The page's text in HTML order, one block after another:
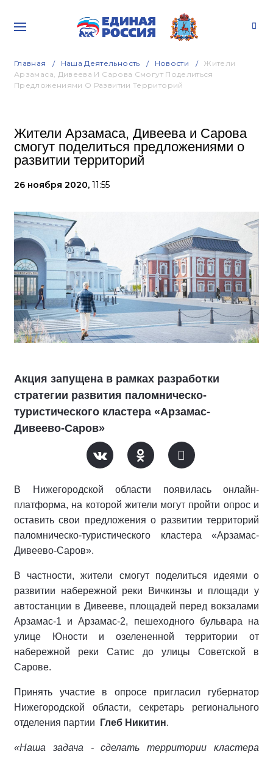
Главная Наша Деятельность Новости
Жители
Арзамаса, Дивеева И Сарова Смогут Поделиться
Предложениями О Развитии Территорий
Жители Арзамаса, Дивеева и Сарова
смогут поделиться предложениями о
развитии территорий
26 ноября 2020, 11:55
Акция запущена в рамках разработки
стратегии развития паломническо-
туристического кластера «Арзамас-
Дивеево-Саров»
В Нижегородской области появилась онлайн-
платформа, на которой жители могут пройти опрос и
оставить свои предложения о развитии территорий
паломническо-туристического кластера «Арзамас-
Дивеево-Саров».
В частности, жители смогут поделиться идеями о
развитии набережной реки Вичкинзы и площади у
автостанции в Дивееве, площадей перед вокзалами
Арзамас-1 и Арзамас-2, пешеходного бульвара на
улице Юности и озелененной территории от
набережной реки Сатис до улицы Советской в
Сарове.
Принять участие в опросе пригласил губернатор
Нижегородской области, секретарь регионального
отделения партии
Глеб Никитин.
«Наша задача - сделать территории кластера